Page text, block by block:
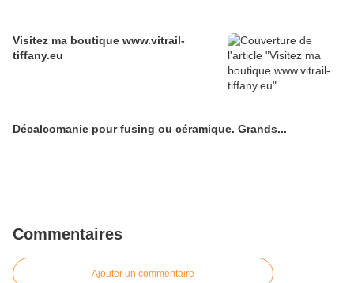
Visitez ma boutique www.vitrail-
tiffany.eu
Décalcomanie pour fusing ou céramique. Grands...
Commentaires
Ajouter un commentaire